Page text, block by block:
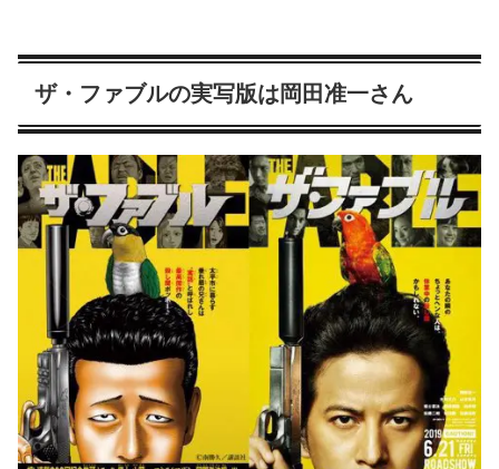
ザ・ファブルの実写版は岡田准一さん